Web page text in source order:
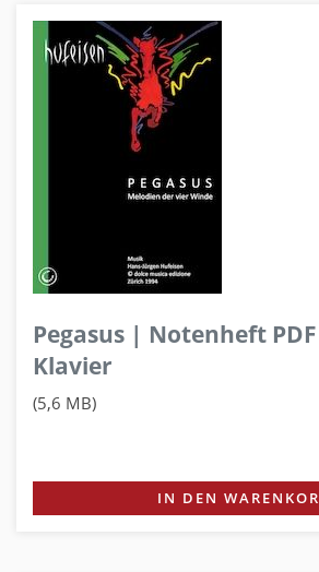
Pegasus | Notenheft
Klavier
(5,6 MB)
IN DEN